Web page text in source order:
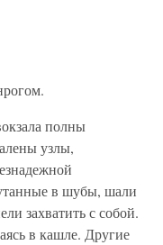
полны
узлы,
в шубы, шали
захватить с собой.
в кашле. Другие